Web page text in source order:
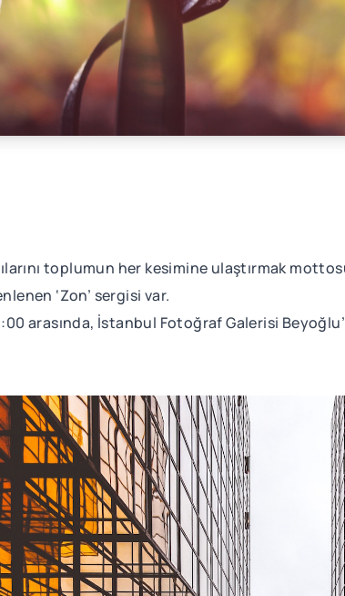
toplumun her kesimine ulaştırmak
‘Zon’ sergisi var.
arasında, İstanbul Fotoğraf Galerisi